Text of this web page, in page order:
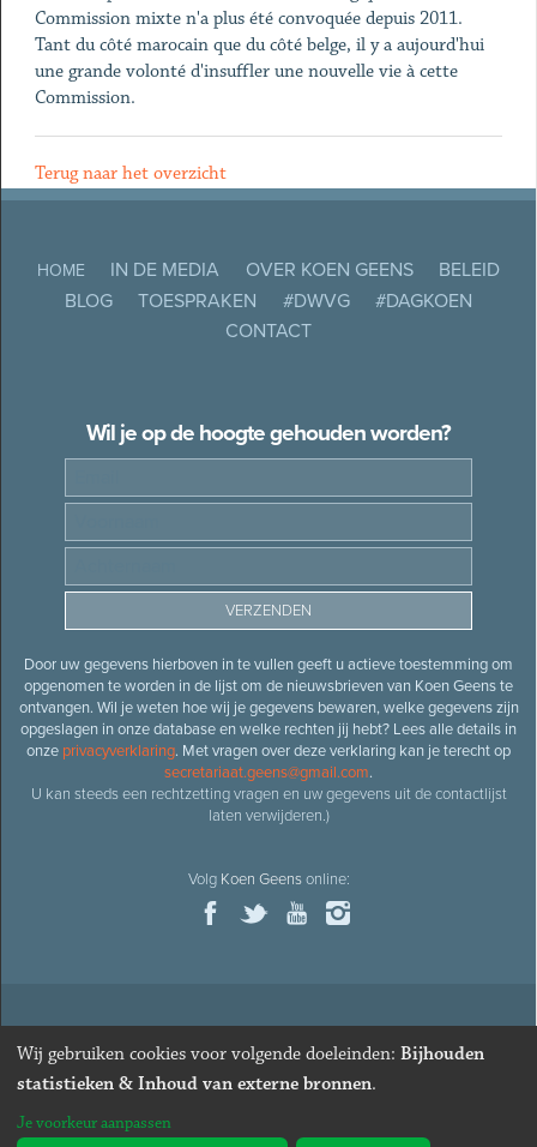
Commission mixte n'a plus été convoquée depuis 2011.
Tant du côté marocain que du côté belge, il y a aujourd'hui
une grande volonté d'insuffler une nouvelle vie à cette
Commission.
Terug naar het overzicht
HOME IN DE MEDIA OVER KOEN GEENS
BELEID
BLOG
TOESPRAKEN #DWVG
#DAGKOEN
CONTACT
Wil je op de hoogte gehouden worden?
Door uw gegevens hierboven in te vullen geeft u actieve toestemming om
opgenomen te worden in de lijst om de nieuwsbrieven van Koen Geens te
ontvangen. Wil je weten hoe wij je gegevens bewaren, welke gegevens zijn
opgeslagen in onze database en welke rechten jij hebt? Lees alle details in
onze privacyverklaring. Met vragen over deze verklaring kan je terecht op
secretariaat.geens@gmail.com.
U kan steeds een rechtzetting vragen en uw gegevens uit de contactlijst
laten verwijderen.)
Volg Koen Geensonline:
© 2026Oud-minister en ere-volksvertegenwoordiger Koen
· Alle rechten voorbehouden · Cookies wijzigen
Webdesign&website ontwikkelingdoor Zenjoy in Leuven
Wij gebruiken cookies voor volgende doeleinden: Bijhouden
statistieken & Inhoud van externe bronnen.
Je voorkeur aanpassen